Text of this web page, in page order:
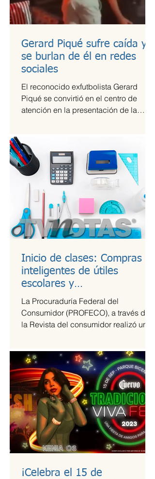
Gerard Piqué sufre caída y
se burlan de él en redes
sociales
El reconocido exfutbolista Gerard
Piqué se convirtió en el centro de
atención en la presentación de la
Inicio de clases: Compras
inteligentes de útiles
escolares y
recomendaciones para la
lonchera
La Procuraduría Federal del
Consumidor (PROFECO), a través de
la Revista del consumidor realizó un
¡Celebra el 15 de